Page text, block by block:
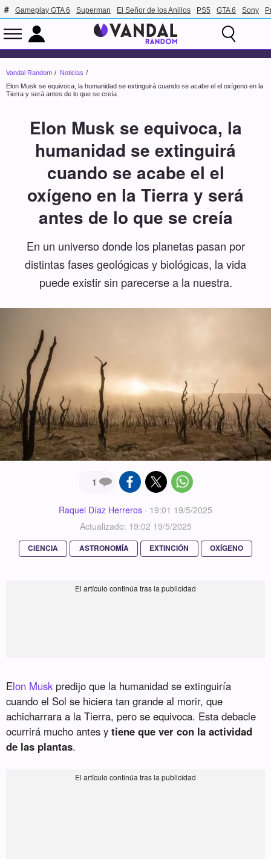
Gameplay GTA 6 Superman El Señor de los Anillos PS5 GTA 6 Sony
Vandal Random
Noticias
Elon Musk se equivoca, la humanidad se extinguirá cuando se acabe el el oxígeno en la
Tierra y será antes de lo que se creía
Elon Musk se equivoca, la
humanidad se extinguirá
cuando se acabe el el
oxígeno en la Tierra y será
antes de lo que se creía
En un universo donde los planetas pasan por
distintas fases geológicas y biológicas, la vida
puede existir sin parecerse a la nuestra.
1
Raquel Díaz Herreros · 19:01 19/5/2025
Actualizado: 19:02 19/5/2025
CIENCIA ASTRONOMÍA EXTINCIÓN OXÍGENO
Elon Musk predijo que la humanidad se extinguiría
cuando el Sol se hiciera tan grande al morir, que
achicharrara a la Tierra, pero se equivoca. Esta debacle
ocurrirá mucho antes ytiene que ver con la actividad
de las plantas.